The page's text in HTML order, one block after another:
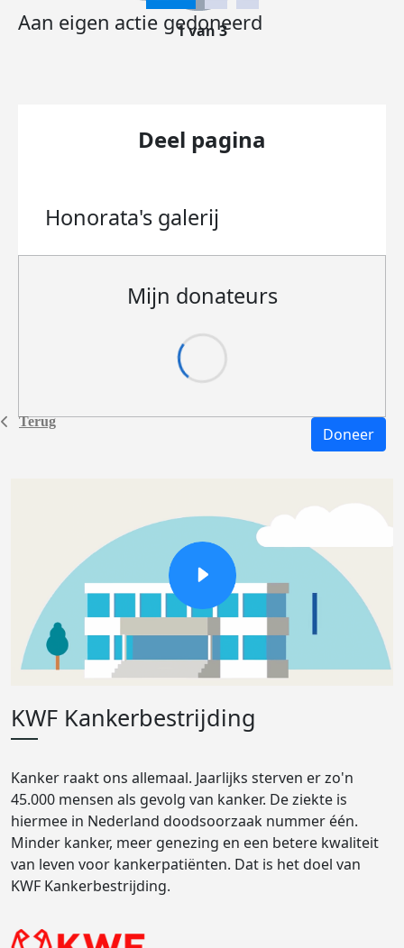
Terug
Aan eigen actie gedoneerd
1 van 3
Deel pagina
Honorata's galerij
Mijn donateurs
Doneer
KWF Kankerbestrijding
Kanker raakt ons allemaal. Jaarlijks sterven er zo'n
45.000 mensen als gevolg van kanker. De ziekte is
hiermee in Nederland doodsoorzaak nummer één.
Minder kanker, meer genezing en een betere kwaliteit
van leven voor kankerpatiënten. Dat is het doel van
KWF Kankerbestrijding.